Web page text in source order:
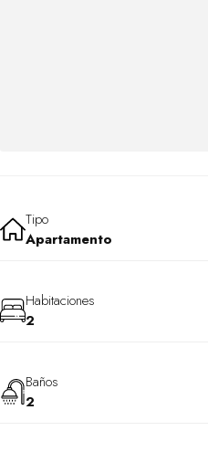
Tipo
Apartamento
Habitaciones
2
Baños
2